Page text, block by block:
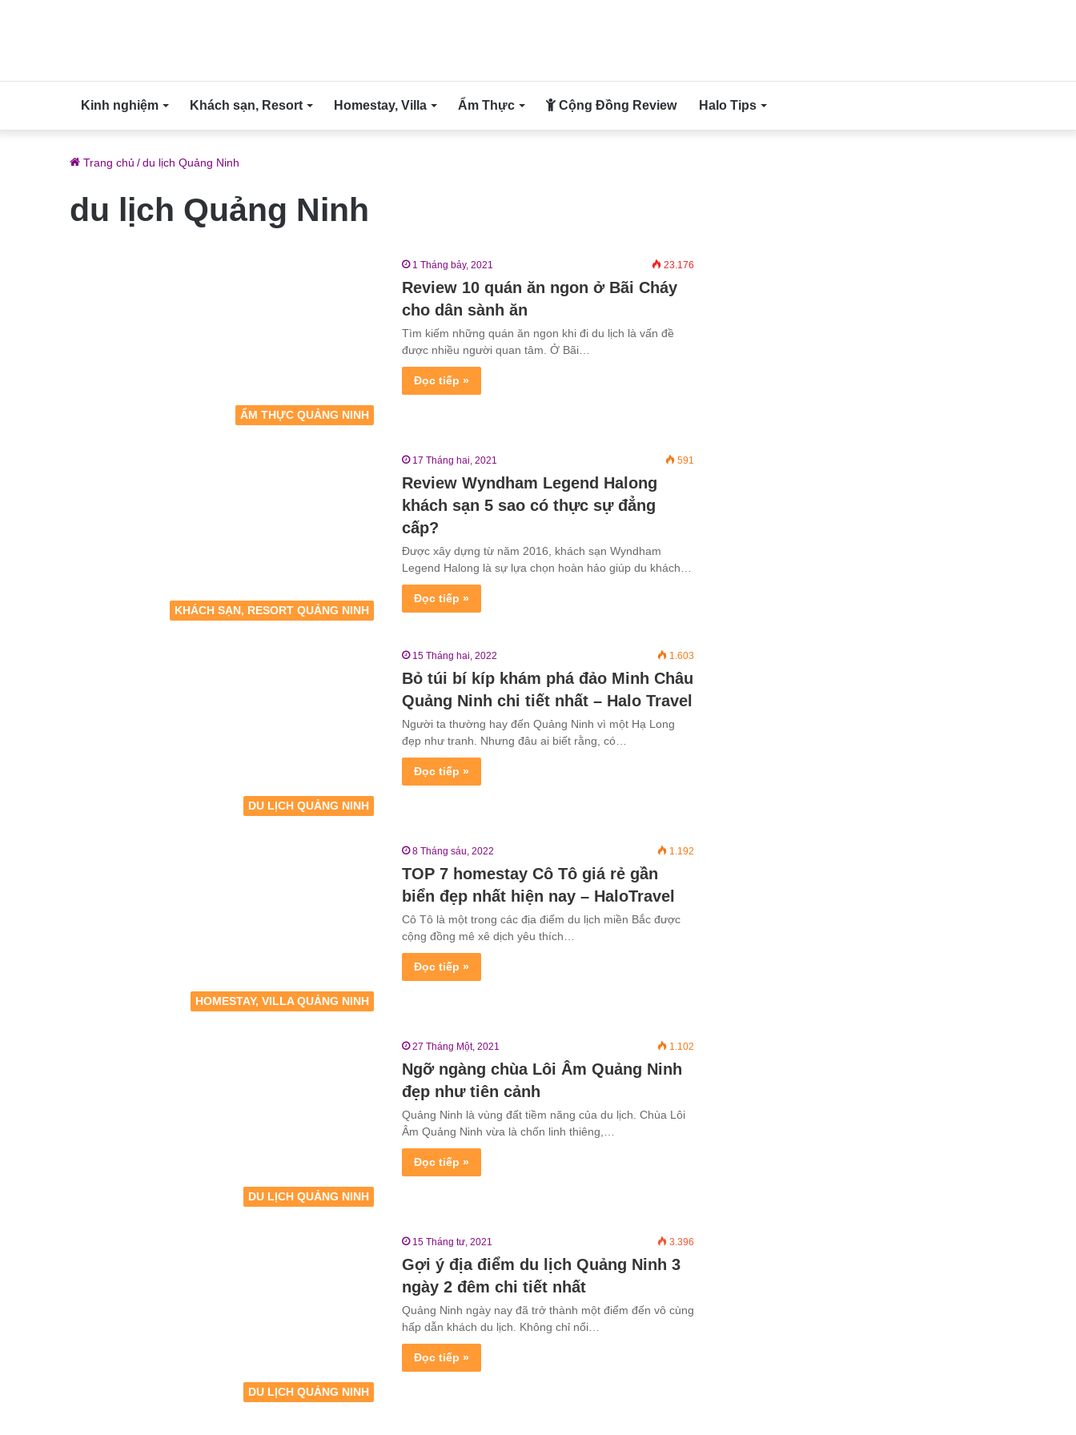
Kinh nghiệm Khách sạn, Resort Homestay, Villa Ẩm Thực Cộng Đồng Review Halo Tips
Trang chủ /du lịch Quảng Ninh
du lịch Quảng Ninh
ẨM THỰC QUẢNG NINH
1 Tháng bảy, 2021 23.176
Review 10 quán ăn ngon ở Bãi Cháy
cho dân sành ăn
Tìm kiếm những quán ăn ngon khi đi du lịch là vấn đề
được nhiều người quan tâm. Ở Bãi…
Đọc tiếp »
KHÁCH SẠN, RESORT QUẢNG NINH
17 Tháng hai, 2021 591
Review Wyndham Legend Halong
khách sạn 5 sao có thực sự đẳng
cấp?
Được xây dựng từ năm 2016, khách sạn Wyndham
Legend Halong là sự lựa chọn hoàn hảo giúp du khách…
Đọc tiếp »
DU LỊCH QUẢNG NINH
15 Tháng hai, 2022 1.603
Bỏ túi bí kíp khám phá đảo Minh Châu
Quảng Ninh chi tiết nhất – Halo Travel
Người ta thường hay đến Quảng Ninh vì một Hạ Long
đẹp như tranh. Nhưng đâu ai biết rằng, có…
Đọc tiếp »
HOMESTAY, VILLA QUẢNG NINH
8 Tháng sáu, 2022 1.192
TOP 7 homestay Cô Tô giá rẻ gần
biển đẹp nhất hiện nay – HaloTravel
Cô Tô là một trong các địa điểm du lịch miền Bắc được
cộng đồng mê xê dịch yêu thích…
Đọc tiếp »
DU LỊCH QUẢNG NINH
27 Tháng Một, 2021 1.102
Ngỡ ngàng chùa Lôi Âm Quảng Ninh
đẹp như tiên cảnh
Quảng Ninh là vùng đất tiềm năng của du lịch. Chùa Lôi
Âm Quảng Ninh vừa là chốn linh thiêng,…
Đọc tiếp »
DU LỊCH QUẢNG NINH
15 Tháng tư, 2021 3.396
Gợi ý địa điểm du lịch Quảng Ninh 3
ngày 2 đêm chi tiết nhất
Quảng Ninh ngày nay đã trở thành một điểm đến vô cùng
hấp dẫn khách du lịch. Không chỉ nổi…
Đọc tiếp »